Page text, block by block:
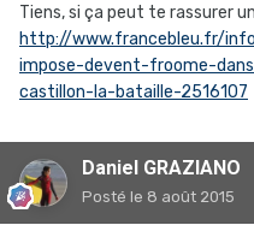
Tiens, si ça peut te rassurer
http://www.francebleu.fr/
impose-devent-froome-
castillon-la-bataille-2516107
Daniel GRAZIANO
Posté le 8 août 2015